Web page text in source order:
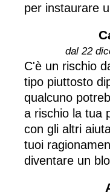
per instaurare
dal 22
C'è un rischio
tipo piuttosto
qualcuno
a rischio la tua
con gli altri
tuoi
diventare un